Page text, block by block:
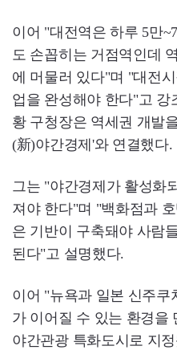
이어 "대전역은 하루 5만
도 손꼽히는 거점역인데
에 머물러 있다"며 "대전
업을 완성해야 한다"고 강
황 구청장은 역세권 개발
(新)야간경제'와 연결했다.
그는 "야간경제가 활성화
져야 한다"며 "백화점과
은 기반이 구축돼야 사람
된다"고 설명했다.
이어 "뉴욕과 일본 신주쿠
가 이어질 수 있는 환경을
야간관광 특화도시로 지